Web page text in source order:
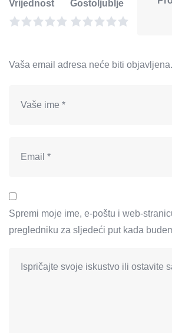
Vrijednost Gostoljublje
Vaša email adresa neće biti objavljena.
Spremi moje ime, e-poštu i web-
pregledniku za sljedeći put kada